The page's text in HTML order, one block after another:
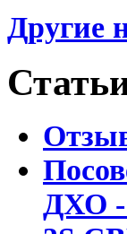
Другие
ДХО -